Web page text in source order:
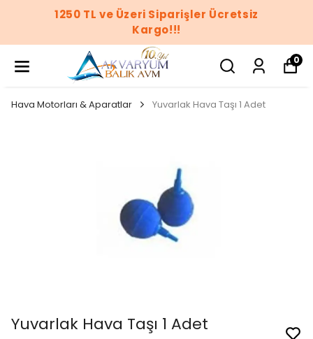
1250 TL ve Üzeri Siparişler Ücretsiz
Kargo!!!
0
Hava Motorları & Aparatlar Yuvarlak Hava Taşı 1 Adet
Yuvarlak Hava Taşı 1 Adet